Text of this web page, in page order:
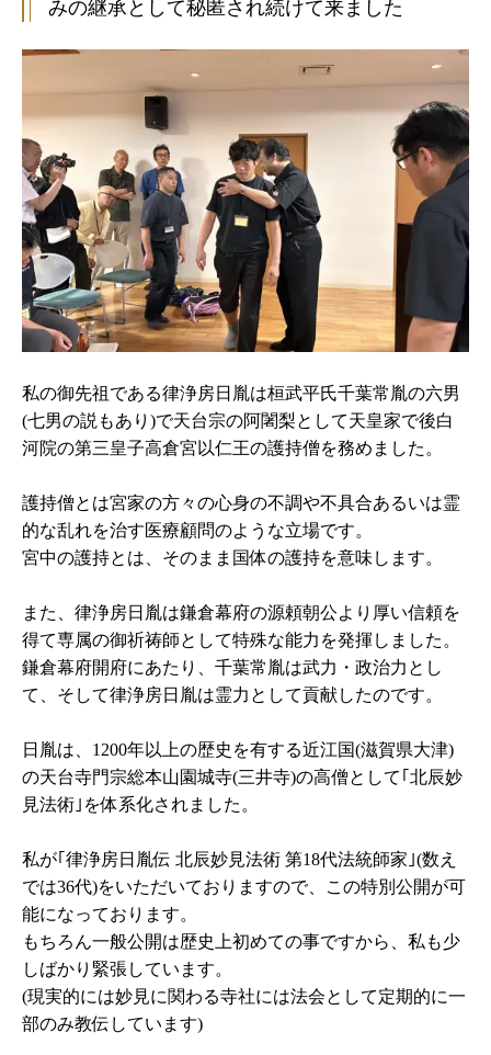
みの継承として秘匿され続けて来ました
私の御先祖である律浄房日胤は桓武平氏千葉常胤の六男
(七男の説もあり)で天台宗の阿闍梨として天皇家で後白
河院の第三皇子高倉宮以仁王の護持僧を務めました。
護持僧とは宮家の方々の心身の不調や不具合あるいは霊
的な乱れを治す医療顧問のような立場です。
宮中の護持とは、そのまま国体の護持を意味します。
また、律浄房日胤は鎌倉幕府の源頼朝公より厚い信頼を
得て専属の御祈祷師として特殊な能力を発揮しました。
鎌倉幕府開府にあたり、千葉常胤は武力・政治力とし
て、そして律浄房日胤は霊力として貢献したのです。
日胤は、1200年以上の歴史を有する近江国(滋賀県大津)
の天台寺門宗総本山園城寺(三井寺)の高僧として｢北辰妙
見法術｣を体系化されました。
私が｢律浄房日胤伝 北辰妙見法術 第18代法統師家｣(数え
では36代)をいただいておりますので、この特別公開が可
能になっております。
もちろん一般公開は歴史上初めての事ですから、私も少
しばかり緊張しています。
(現実的には妙見に関わる寺社には法会として定期的に一
部のみ教伝しています)